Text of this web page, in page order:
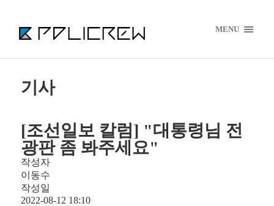
MENU
기사
[조선일보 칼럼] "대통령님 전
광판 좀 봐주세요"
작성자
이동수
작성일
2022-08-12 18:10